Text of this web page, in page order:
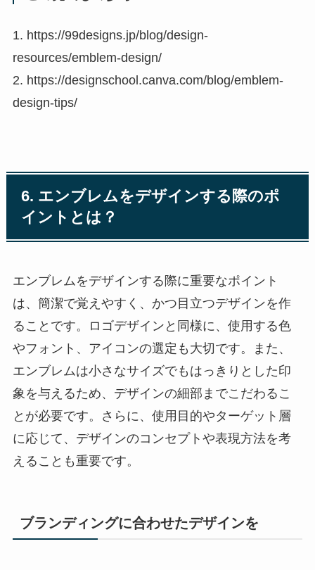
1. https://99designs.jp/blog/design-
resources/emblem-design/
2. https://designschool.canva.com/blog/emblem-
design-tips/
6. エンブレムをデザインする際のポ
イントとは？
エンブレムをデザインする際に重要なポイント
は、簡潔で覚えやすく、かつ目立つデザインを作
ることです。ロゴデザインと同様に、使用する色
やフォント、アイコンの選定も大切です。また、
エンブレムは小さなサイズでもはっきりとした印
象を与えるため、デザインの細部までこだわるこ
とが必要です。さらに、使用目的やターゲット層
に応じて、デザインのコンセプトや表現方法を考
えることも重要です。
ブランディングに合わせたデザインを